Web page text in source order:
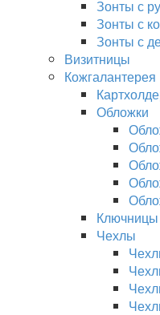
Зонты с
Зонты с
Зонты с
Визитницы
Кожгалантерея
Обложки
Ключницы
Чехлы